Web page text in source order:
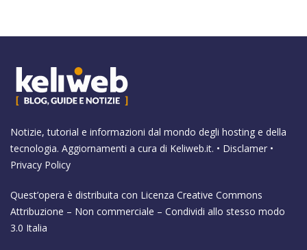
Notizie, tutorial e informazioni dal mondo degli hosting e della
tecnologia. Aggiornamenti a cura di Keliweb.it. • Disclamer •
Privacy Policy
Quest’opera è distribuita con Licenza Creative Commons
Attribuzione – Non commerciale – Condividi allo stesso modo
3.0 Italia